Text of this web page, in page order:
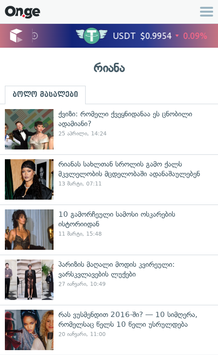
რიანა
ბოლო მასალები
ქვიზი: რომელი ქვეყნიდანაა ეს ცნობილი
ადამიანი?
25 აპრილი, 14:24
რიანას სახლთან სროლის გამო ქალს
მკვლელობის მცდელობაში ადანაშაულებენ
13 მარტი, 07:11
10 გამორჩეული სამოსი ოსკარების
ისტორიიდან
11 მარტი, 15:48
პარიზის მაღალი მოდის კვირეული:
ვარსკვლავების ლუქები
27 იანვარი, 10:49
რას ვუსმენდით 2016-ში? — 10 სიმღერა,
რომელსაც წელს 10 წელი უსრულდება
20 იანვარი, 11:00